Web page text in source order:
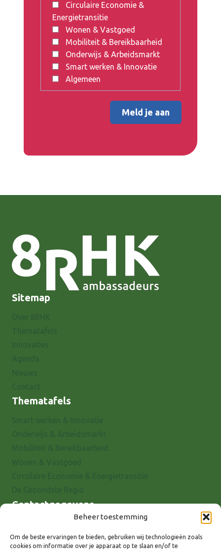
Beheer toestemming
Om de beste ervaringen te bieden, gebruiken wij technologieën zoals
cookies om informatie over je apparaat op te slaan en/of te
Circulaire Economie &
Energietransitie
Wonen & Vastgoed
Mobiliteit & Bereikbaarheid
Onderwijs & Arbeidsmarkt
Smart werken & Innovatie
Algemeen
Sitemap
Thematafels
Contactgegevens
7001 EX Doetinchem
E-mail: info@8rhk.nl